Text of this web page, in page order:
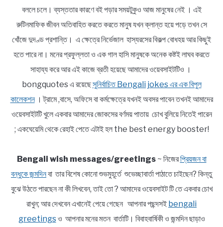
বললে চলে। ব্যস্ততার কারণে বই পড়ার সময়টুকুও আজ মানুষের নেই । এই
রুটিনমাফিক জীবন অতিবাহিত করতে করতে মানুষ যখন ক্লান্ত হয়ে পড়ে তখন সে
খোঁজে দুদণ্ড প্রশান্তি। এ ক্ষেত্রে নির্ভেজাল হাস্যরসের বিকল্প বোধহয় আর কিছুই
হতে পারে না। মনের প্রফুল্লতা ও এক গাল হাসি মানুষকে অনেক কষ্টই লাঘব করতে
সাহায্য করে আর এই কাজে ব্রতী হয়েছে আমাদের ওয়েবসাইটটিও ।
bongquotes এ রয়েছেসুনির্বাচিত Bengali jokes এর এক বিপুল
কালেকশন। ট্রামে ,বাসে, অফিসে বা কর্মক্ষেত্রে যখনই অবসর পাবেন তখনই আমাদের
ওয়েবসাইটটি খুলে একবার আমাদের জোকসের বর্ণময় পাতায় চোখ বুলিয়ে নিতেই পারেন
; একঘেয়েমি থেকে রেহাই পেতে এটাই হল the best energy booster!
Bengali wish messages/greetings~ নিজেরপ্রিয়জন বা
বন্ধুকে জন্মদিনবা তার বিশেষ কোনো শুভমুহূর্তে শুভেচ্ছাবার্তা পাঠাতে চাইছেন? কিন্তু
বুঝে উঠতে পারছেন না কী লিখবেন, তাই তো ? আমাদের ওয়েবসাইট টি তে একবার চোখ
রাখুন; আর দেখবেন এখানেই পেয়ে গেছেন আপনার পছন্দসই bengali
greetingsও আপনার মনের মতন বার্তাটি। বিবাহবার্ষিকী ও জন্মদিন ছাড়াও